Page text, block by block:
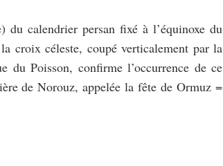
calendrier persan fixé à l’équinoxe du
croix céleste, coupé verticalement par la
du Poisson, confirme l’occurrence de ce
de Norouz, appelée la fête de Ormuz =